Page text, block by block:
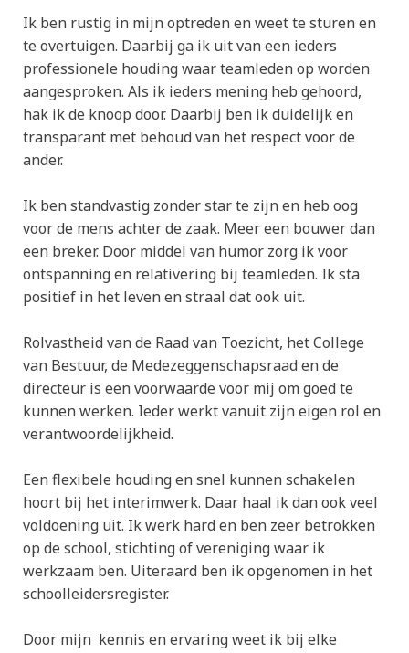
Ik ben rustig in mijn optreden en weet te sturen en
te overtuigen. Daarbij ga ik uit van een ieders
professionele houding waar teamleden op worden
aangesproken. Als ik ieders mening heb gehoord,
hak ik de knoop door. Daarbij ben ik duidelijk en
transparant met behoud van het respect voor de
ander.
Ik ben standvastig zonder star te zijn en heb oog
voor de mens achter de zaak. Meer een bouwer dan
een breker. Door middel van humor zorg ik voor
ontspanning en relativering bij teamleden. Ik sta
positief in het leven en straal dat ook uit.
Rolvastheid van de Raad van Toezicht, het College
van Bestuur, de Medezeggenschapsraad en de
directeur is een voorwaarde voor mij om goed te
kunnen werken. Ieder werkt vanuit zijn eigen rol en
verantwoordelijkheid.
Een flexibele houding en snel kunnen schakelen
hoort bij het interimwerk. Daar haal ik dan ook veel
voldoening uit. Ik werk hard en ben zeer betrokken
op de school, stichting of vereniging waar ik
werkzaam ben. Uiteraard ben ik opgenomen in het
schoolleidersregister.
Door mijn kennis en ervaring weet ik bij elke